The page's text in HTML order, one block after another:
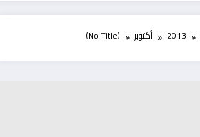
2013 أكتوبر (No Title)